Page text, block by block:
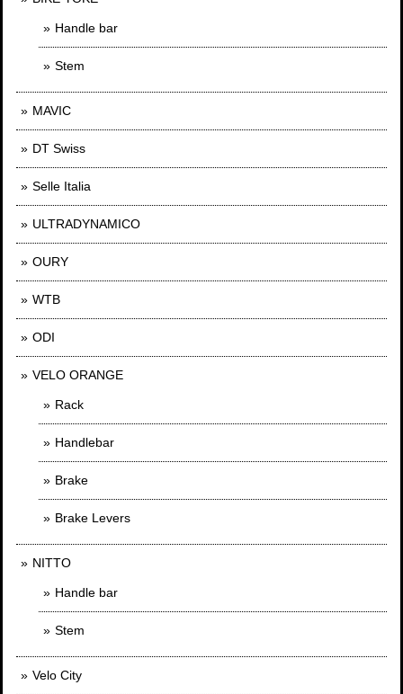
Handle bar
Stem
MAVIC
DT Swiss
Selle Italia
ULTRADYNAMICO
OURY
WTB
ODI
VELO ORANGE
Rack
Handlebar
Brake
Brake Levers
NITTO
Handle bar
Stem
Velo City